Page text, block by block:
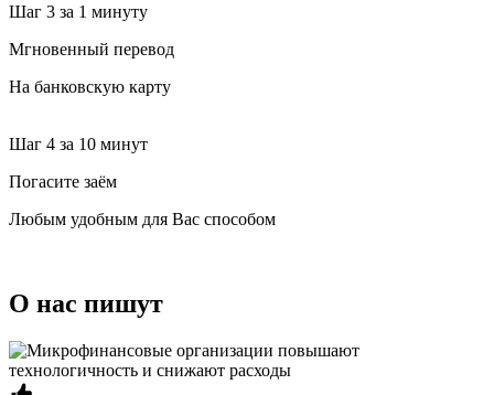
Шаг 3 за 1 минуту
Мгновенный перевод
На банковскую карту
Шаг 4 за 10 минут
Погасите заём
Любым удобным для Вас способом
О нас пишут